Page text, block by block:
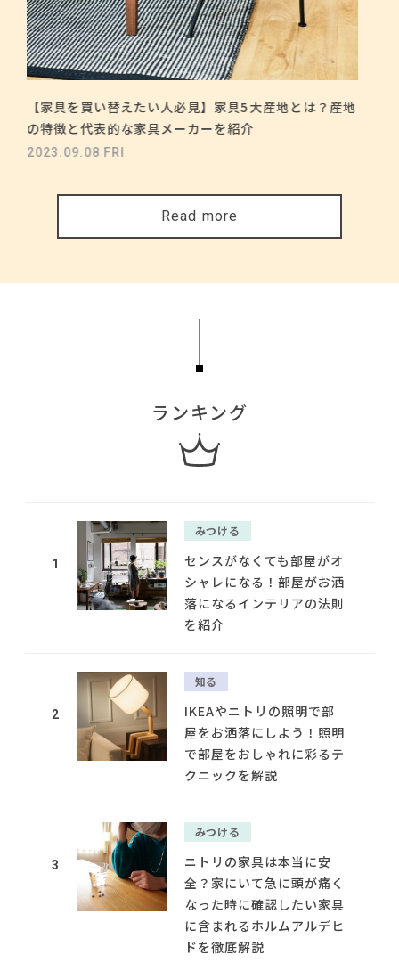
【家具を買い替えたい人必見】家具5大産地とは？産地
の特徴と代表的な家具メーカーを紹介
2023.09.08 FRI
Read more
ランキング
1
みつける
センスがなくても部屋がオ
シャレになる！部屋がお洒
落になるインテリアの法則
を紹介
2
知る
IKEAやニトリの照明で部
屋をお洒落にしよう！照明
で部屋をおしゃれに彩るテ
クニックを解説
3
みつける
ニトリの家具は本当に安
全？家にいて急に頭が痛く
なった時に確認したい家具
に含まれるホルムアルデヒ
ドを徹底解説